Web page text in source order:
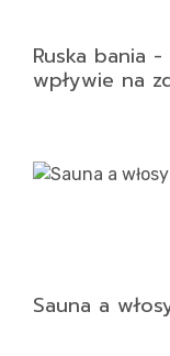
Ruska bania
wpływie na
Sauna a